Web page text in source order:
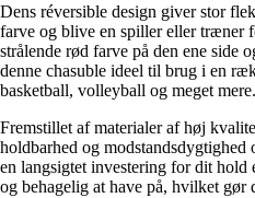
Dens réversible design giver stor
farve og blive en spiller eller træner
strålende rød farve på den ene side
denne chasuble ideel til brug i en
basketball, volleyball og meget mere.
Fremstillet af materialer af høj
holdbarhed og
en langsigtet investering for dit hold
og behagelig at have på, hvilket